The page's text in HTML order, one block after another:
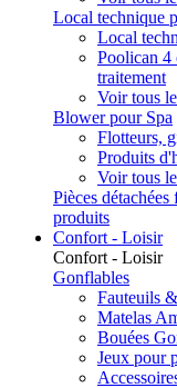
Local technique
Local
Poolican 4
traitement
Voir tous
Blower pour Spa
Flotteurs,
Produits
Voir tous
Pièces
produits
Confort - Loisir
Confort - Loisir
Gonflables
Fauteuils
Matelas
Bouées
Jeux pour